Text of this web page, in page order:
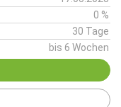
0 %
30 Tage
bis 6 Wochen